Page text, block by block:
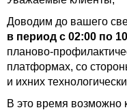
Доводим до вашего
в период с 02:00 по
планово-
платформах, со
и ихних
В это время возможно